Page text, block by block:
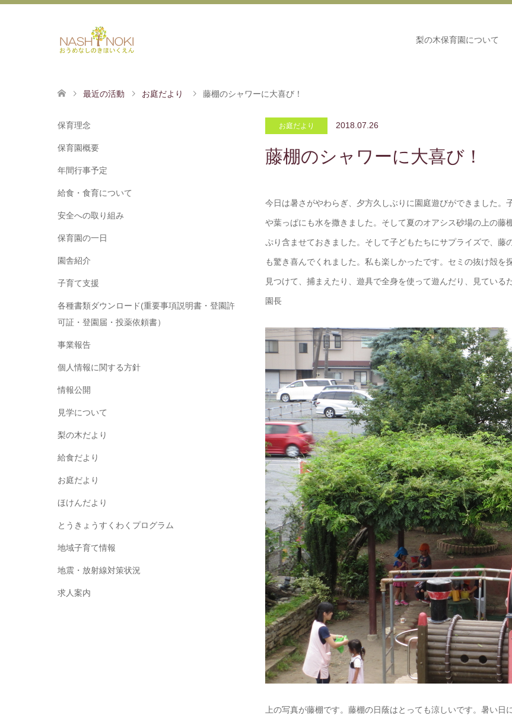
梨の木保育園について
最近の活動 お庭だより 藤棚のシャワーに大喜び！
お庭だより 2018.07.26
藤棚のシャワーに大喜び！
今日は暑さがやわらぎ、夕方久しぶりに園庭遊びができました
や葉っぱにも水を撒きました。そして夏のオアシス砂場の上の
ぷり含ませておきました。そして子どもたちにサプライズで、
も驚き喜んでくれました。私も楽しかったです。セミの抜け殻
見つけて、捕まえたり、遊具で全身を使って遊んだり、見ている
園長
上の写真が藤棚です。藤棚の日蔭はとっても涼しいです。暑い日
保育理念
保育園概要
年間行事予定
給食・食育について
安全への取り組み
保育園の一日
園舎紹介
子育て支援
各種書類ダウンロード(重要事項説明書・登園許
可証・登園届・投薬依頼書）
事業報告
個人情報に関する方針
情報公開
見学について
梨の木だより
給食だより
お庭だより
ほけんだより
とうきょうすくわくプログラム
地域子育て情報
地震・放射線対策状況
求人案内